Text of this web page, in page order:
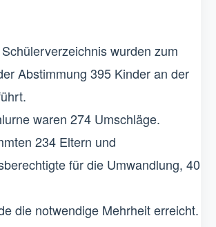
wurden zum
Abstimmung 395 Kinder an der
waren 274 Umschläge.
234 Eltern und
für die Umwandlung, 40
die notwendige Mehrheit erreicht.